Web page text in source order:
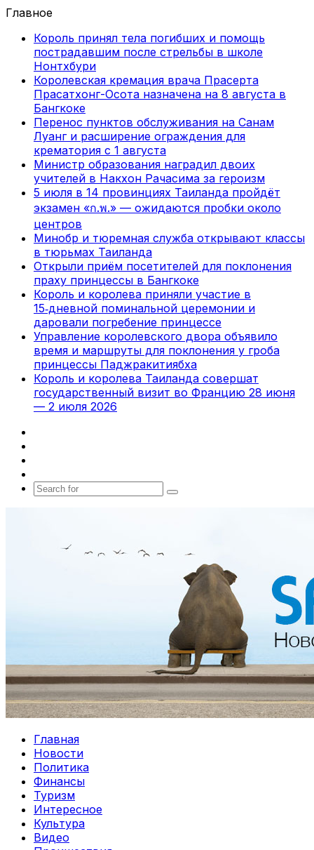
Главное
Король принял тела погибших и помощь
пострадавшим после стрельбы в школе
Нонтхбури
Королевская кремация врача Прасерта
Прасатхонг-Осота назначена на 8 августа в
Бангкоке
Перенос пунктов обслуживания на Санам
Луанг и расширение ограждения для
крематория с 1 августа
Министр образования наградил двоих
учителей в Накхон Рачасима за героизм
5 июля в 14 провинциях Таиланда пройдёт
экзамен «ก.พ.» — ожидаются пробки около
центров
Минобр и тюремная служба открывают классы
в тюрьмах Таиланда
Открыли приём посетителей для поклонения
праху принцессы в Бангкоке
Король и королева приняли участие в
15‑дневной поминальной церемонии и
даровали погребение принцессе
Управление королевского двора объявило
время и маршруты для поклонения у гроба
принцессы Паджракитиябха
Король и королева Таиланда совершат
государственный визит во Францию 28 июня
— 2 июля 2026
Search
Главная
Новости
Политика
Финансы
Туризм
Интересное
Культура
Видео